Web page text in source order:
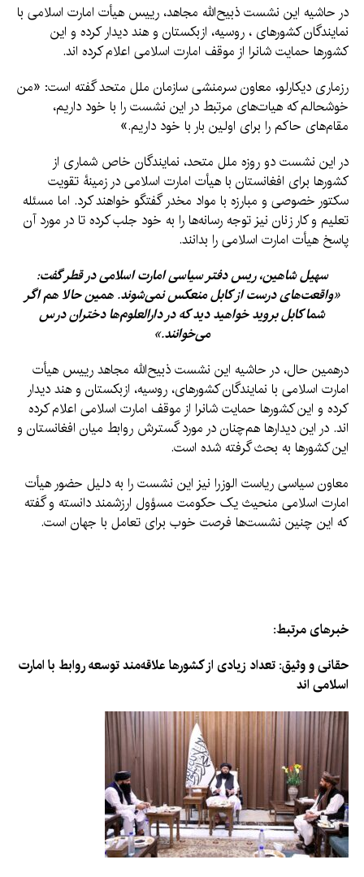
در حاشیه این نشست ذبیح‌الله مجاهد، رییس هیأت امارت اسلامی با
نمایندگان کشورهای ، روسیه، ازبکستان و هند دیدار کرده و این
کشورها حمایت شانرا از موقف امارت اسلامی اعلام کرده اند.
رزماری دیکارلو، معاون سرمنشی سازمان ملل متحد گفته است: «من
خوشحالم که هیات‌های مرتبط در این نشست را با خود داریم،
مقام‌های حاکم را برای اولین بار با خود داریم.»
در این نشست دو روزه ملل متحد، نمایندگان خاص شماری از
کشورها برای افغانستان با هیأت امارت اسلامی در زمینۀ تقویت
سکتور خصوصی و مبارزه با مواد مخدر گفتگو خواهند کرد. اما مسئله
تعلیم و کار زنان نیز توجه رسانه‌ها را به خود جلب کرده تا در مورد آن
پاسخ هیأت امارت اسلامی را بدانند.
سهیل شاهین، ریس دفتر سیاسی امارت اسلامی در قطر گفت:
«واقعت‌های درست از کابل منعکس نمی‌شوند. همین حالا هم اگر
شما کابل بروید خواهید دید که در دارالعلوم‌ها دختران درس
می‌خوانند.»
درهمین حال، در حاشیه این نشست ذبیح‌الله مجاهد رییس هیأت
امارت اسلامی با نمایندگان کشورهای، روسیه، ازبکستان و هند دیدار
کرده و این کشورها حمایت شانرا از موقف امارت اسلامی اعلام کرده
اند. در این دیدارها هم‌چنان در مورد گسترش روابط میان افغانستان و
این کشورها به بحث گرفته شده است.
معاون سیاسی ریاست الوزرا نیز این نشست را به دلیل حضور هیأت
امارت اسلامی منحیث یک حکومت مسؤول ارزشمند دانسته و گفته
که این چنین نشست‌ها فرصت خوب برای تعامل با جهان است.
خبرهای مرتبط:
حقانی و وثیق: تعداد زیادی از کشورها علاقه‌مند توسعه روابط با امارت
اسلامی اند